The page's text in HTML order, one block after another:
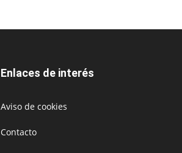
Enlaces de interés
Aviso de cookies
Contacto